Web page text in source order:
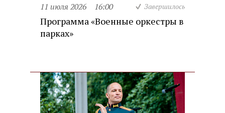
11 июля 2026 16:00 Завершилось
Программа «Военные оркестры в
парках»